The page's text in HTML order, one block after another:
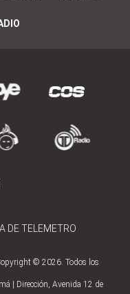
DE TELEMETRO
© 2026. Todos los
| Dirección, Avenida 12 de